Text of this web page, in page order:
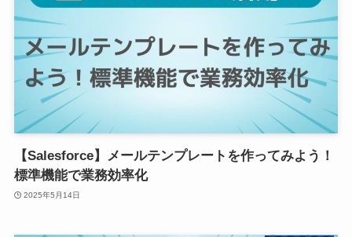
【Salesforce】メールテンプレートを作ってみよう！
標準機能で業務効率化
2025年5月14日